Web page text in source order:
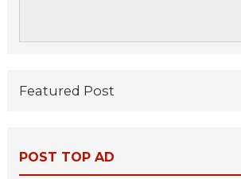
Featured Post
POST TOP AD